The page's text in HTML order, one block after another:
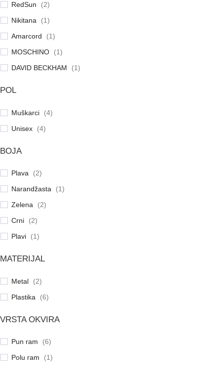
RedSun
(2)
Nikitana
(1)
Amarcord
(1)
MOSCHINO
(1)
DAVID BECKHAM
(1)
POL
Muškarci (4)
Unisex
(4)
BOJA
Plava (2)
Narandžasta
(1)
Zelena
(2)
Crni
(2)
Plavi
(1)
MATERIJAL
Metal (2)
Plastika
(6)
VRSTA OKVIRA
Pun ram (6)
Polu ram
(1)